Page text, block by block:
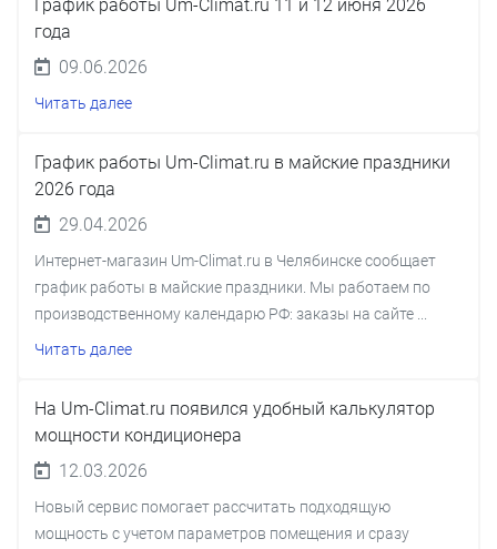
График работы Um-Climat.ru 11 и 12 июня 2026
года
09.06.2026
Читать далее
График работы Um-Climat.ru в майские праздники
2026 года
29.04.2026
Интернет-магазин Um-Climat.ru в Челябинске сообщает
график работы в майские праздники. Мы работаем по
производственному календарю РФ: заказы на сайте ...
Читать далее
На Um-Climat.ru появился удобный калькулятор
мощности кондиционера
12.03.2026
Новый сервис помогает рассчитать подходящую
мощность с учетом параметров помещения и сразу